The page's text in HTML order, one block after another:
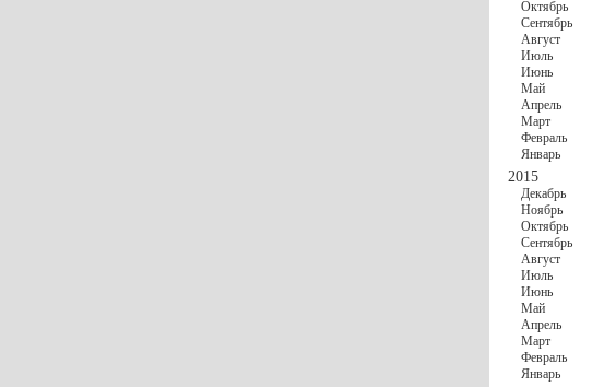
Октябрь
Сентябрь
Август
Июль
Июнь
Май
Апрель
Март
Февраль
Январь
2015
Декабрь
Ноябрь
Октябрь
Сентябрь
Август
Июль
Июнь
Май
Апрель
Март
Февраль
Январь